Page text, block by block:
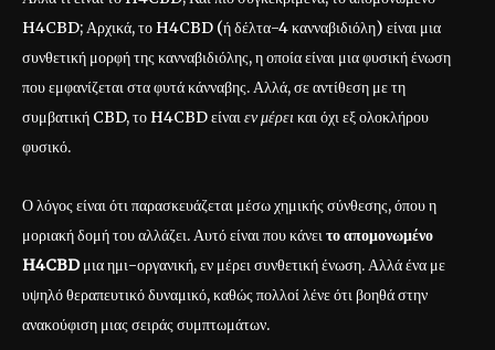
H4CBD; Αρχικά, το H4CBD (ή δέλτα-4 κανναβιδιόλη) είναι μια
συνθετική μορφή της κανναβιδιόλης, η οποία είναι μια φυσική ένωση
που εμφανίζεται στα φυτά κάνναβης. Αλλά, σε αντίθεση με τη
συμβατική CBD, το H4CBD είναιεν μέρεικαι όχι εξ ολοκλήρου
φυσικό.
Ο λόγος είναι ότι παρασκευάζεται μέσω χημικής σύνθεσης, όπου η
μοριακή δομή του αλλάζει. Αυτό είναι που κάνειτο απομονωμένο
H4CBDμια ημι-οργανική, εν μέρει συνθετική ένωση. Αλλά ένα με
υψηλό θεραπευτικό δυναμικό, καθώς πολλοί λένε ότι βοηθά στην
ανακούφιση μιας σειράς συμπτωμάτων.